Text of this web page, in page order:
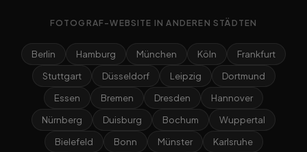
FOTOGRAF-WEBSITE IN ANDEREN STÄDTEN
Berlin Hamburg München Köln
Frankfurt
Stuttgart
Düsseldorf Leipzig
Dortmund
Essen
Bremen Dresden
Hannover
Nürnberg
Duisburg Bochum
Wuppertal
Bielefeld
Bonn Münster
Karlsruhe